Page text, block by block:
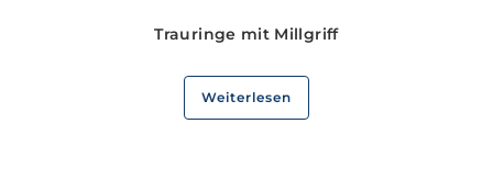
Trauringe mit Millgriff
Weiterlesen